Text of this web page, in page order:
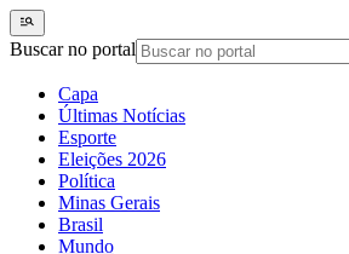
Buscar no portal
Capa
Últimas Notícias
Esporte
Eleições 2026
Política
Minas Gerais
Brasil
Mundo